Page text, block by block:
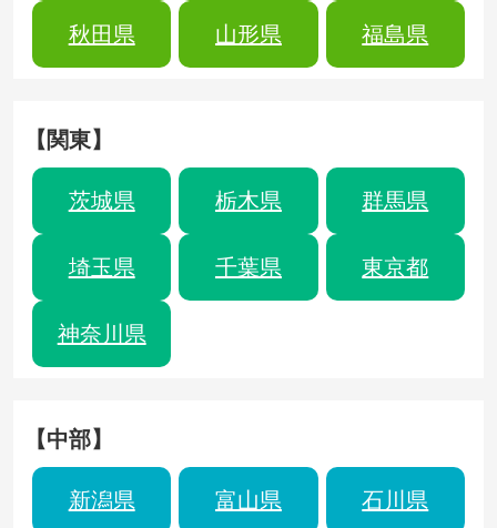
秋田県 山形県 福島県
【関東】
茨城県 栃木県 群馬県
埼玉県 千葉県 東京都
神奈川県
【中部】
新潟県 富山県 石川県